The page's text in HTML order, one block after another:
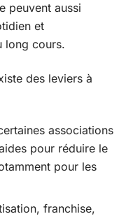
peuvent aussi
et
long cours.
des leviers à
associations
pour réduire le
pour les
franchise,